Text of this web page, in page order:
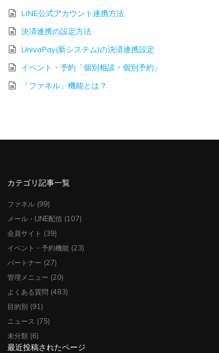
LINE公式アカウント連携方法
決済連携の設定方法
UnivaPay(新システム)の決済連携設定
イベント・予約「個別相談・個別予約」
「ファネル」機能とは？
カテゴリ記事一覧
ファネル (99)
メール・LINE配信 (107)
会員サイト (39)
イベント・予約機能 (23)
パートナー (27)
管理メニュー (20)
よくある質問 (483)
目的別 (91)
ニュース (75)
未分類 (6)
最近投稿されたページ